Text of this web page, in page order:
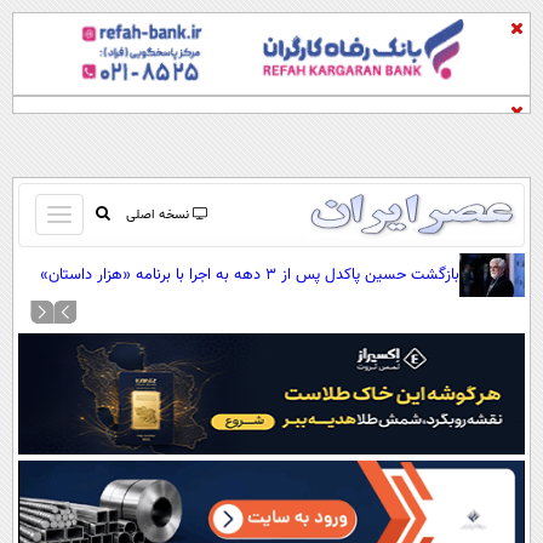
نسخه اصلی
باز
و
بسته
کردن
صفحه اول
آرشیو
نظرسنجی
آب و هوا
اوقات شرعی
سواد زندگی
بازگشت حسین پاکدل پس از ۳ دهه به اجرا با برنامه «هزار داستان»